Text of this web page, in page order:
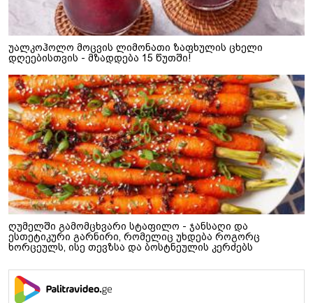
უალკოჰოლო მოცვის ლიმონათი ზაფხულის ცხელი
დღეებისთვის - მზადდება 15 წუთში!
ღუმელში გამომცხვარი სტაფილო - ჯანსაღი და
ესთეტიკური გარნირი, რომელიც უხდება როგორც
ხორცეულს, ისე თევზსა და ბოსტნეულის კერძებს